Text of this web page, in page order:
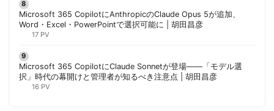
Microsoft 365 CopilotにAnthropicのClaude Opus 5が追加、
Word・Excel・PowerPointで選択可能に | 胡田昌彦
17 PV
Microsoft 365 CopilotにClaude Sonnetが登場——「モデル選
択」時代の幕開けと管理者が知るべき注意点 | 胡田昌彦
16 PV